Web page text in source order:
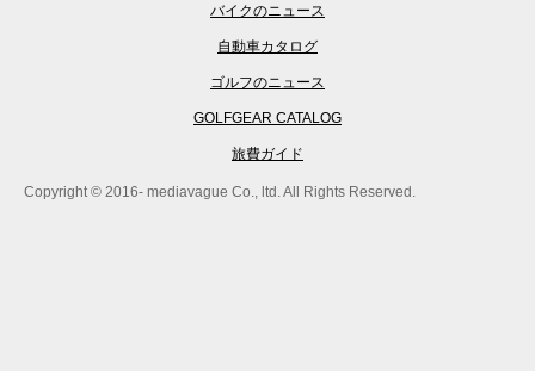
バイクのニュース
自動車カタログ
ゴルフのニュース
GOLFGEAR CATALOG
旅費ガイド
Copyright © 2016- mediavague Co., ltd. All Rights Reserved.